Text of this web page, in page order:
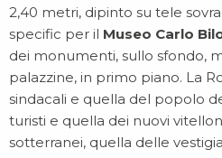
2,40 metri, dipinto su tele
specific per il Museo Carlo
dei monumenti, sullo sfondo,
palazzine, in primo piano. La
sindacali e quella del popolo
turisti e quella dei nuovi
sotterranei, quella delle